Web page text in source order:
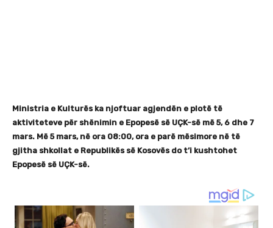
Ministria e Kulturës ka njoftuar agjendën e plotë të
aktiviteteve për shënimin e Epopesë së UÇK-së më 5, 6 dhe 7
mars. Më 5 mars, në ora 08:00, ora e parë mësimore në të
gjitha shkollat e Republikës së Kosovës do t’i kushtohet
Epopesë së UÇK-së.